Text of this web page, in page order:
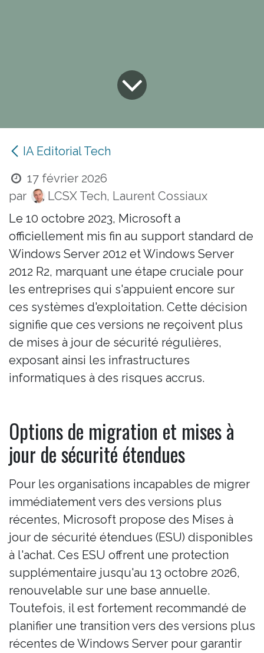
IA Editorial Tech
17 février 2026
par
LCSX Tech, Laurent Cossiaux
Le 10 octobre 2023, Microsoft a
officiellement mis fin au support standard de
Windows Server 2012 et Windows Server
2012 R2, marquant une étape cruciale pour
les entreprises qui s'appuient encore sur
ces systèmes d'exploitation. Cette décision
signifie que ces versions ne reçoivent plus
de mises à jour de sécurité régulières,
exposant ainsi les infrastructures
informatiques à des risques accrus.
Options de migration et mises à
jour de sécurité étendues
Pour les organisations incapables de migrer
immédiatement vers des versions plus
récentes, Microsoft propose des Mises à
jour de sécurité étendues (ESU) disponibles
à l'achat. Ces ESU offrent une protection
supplémentaire jusqu'au 13 octobre 2026,
renouvelable sur une base annuelle.
Toutefois, il est fortement recommandé de
planifier une transition vers des versions plus
récentes de Windows Server pour garantir